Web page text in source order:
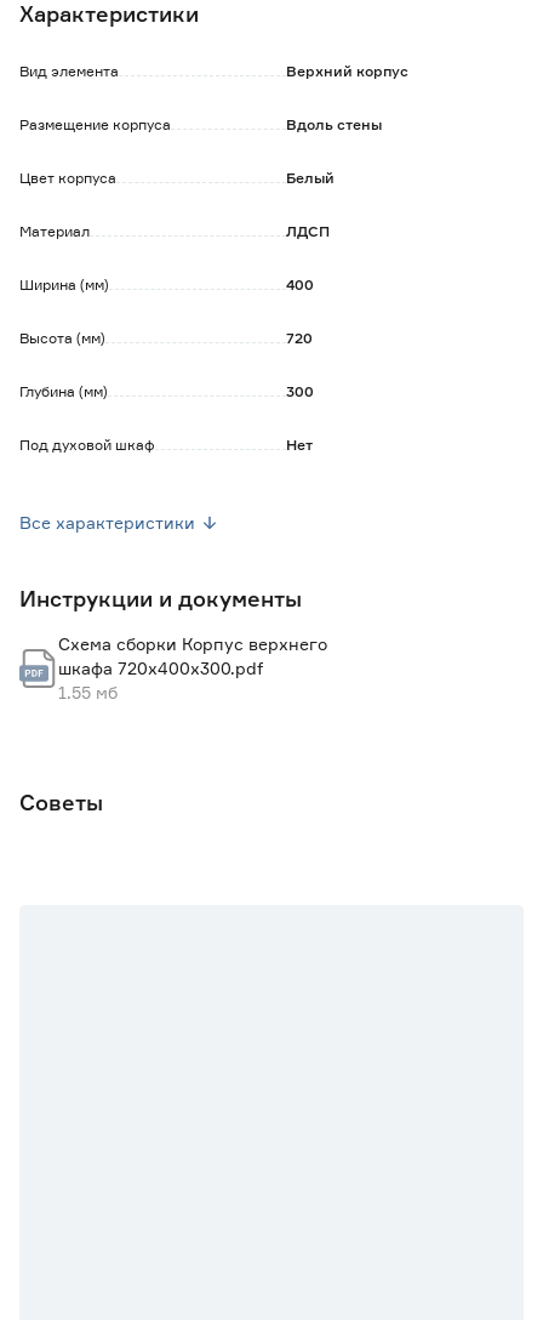
сборки.
Характеристики
Вид элемента Верхний корпус
Размещение корпуса Вдоль стены
Цвет корпуса Белый
Материал ЛДСП
Ширина (мм) 400
Высота (мм) 720
Глубина (мм) 300
Под духовой шкаф Нет
Страна производства
Россия
Вес брутто (кг)
Все характеристики
Инструкции и документы
Схема сборки Корпус верхнего
шкафа 720х400х300.pdf
1.55 мб
Советы